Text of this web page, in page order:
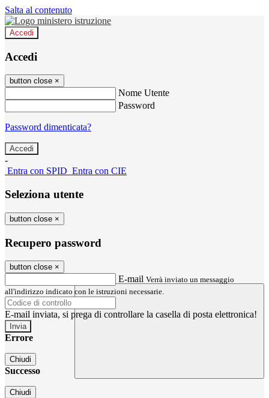
Salta al contenuto
Accedi
Accedi
button close ×
Nome Utente
Password
Password dimenticata?
-
Entra con SPID Entra con CIE
Seleziona utente
button close ×
Recupero password
button close ×
E-mail Verrà inviato un messaggio
all'indirizzo indicato con le istruzioni necessarie.
E-mail inviata, si prega di controllare la casella di posta elettronica!
Errore
Chiudi
Successo
Chiudi